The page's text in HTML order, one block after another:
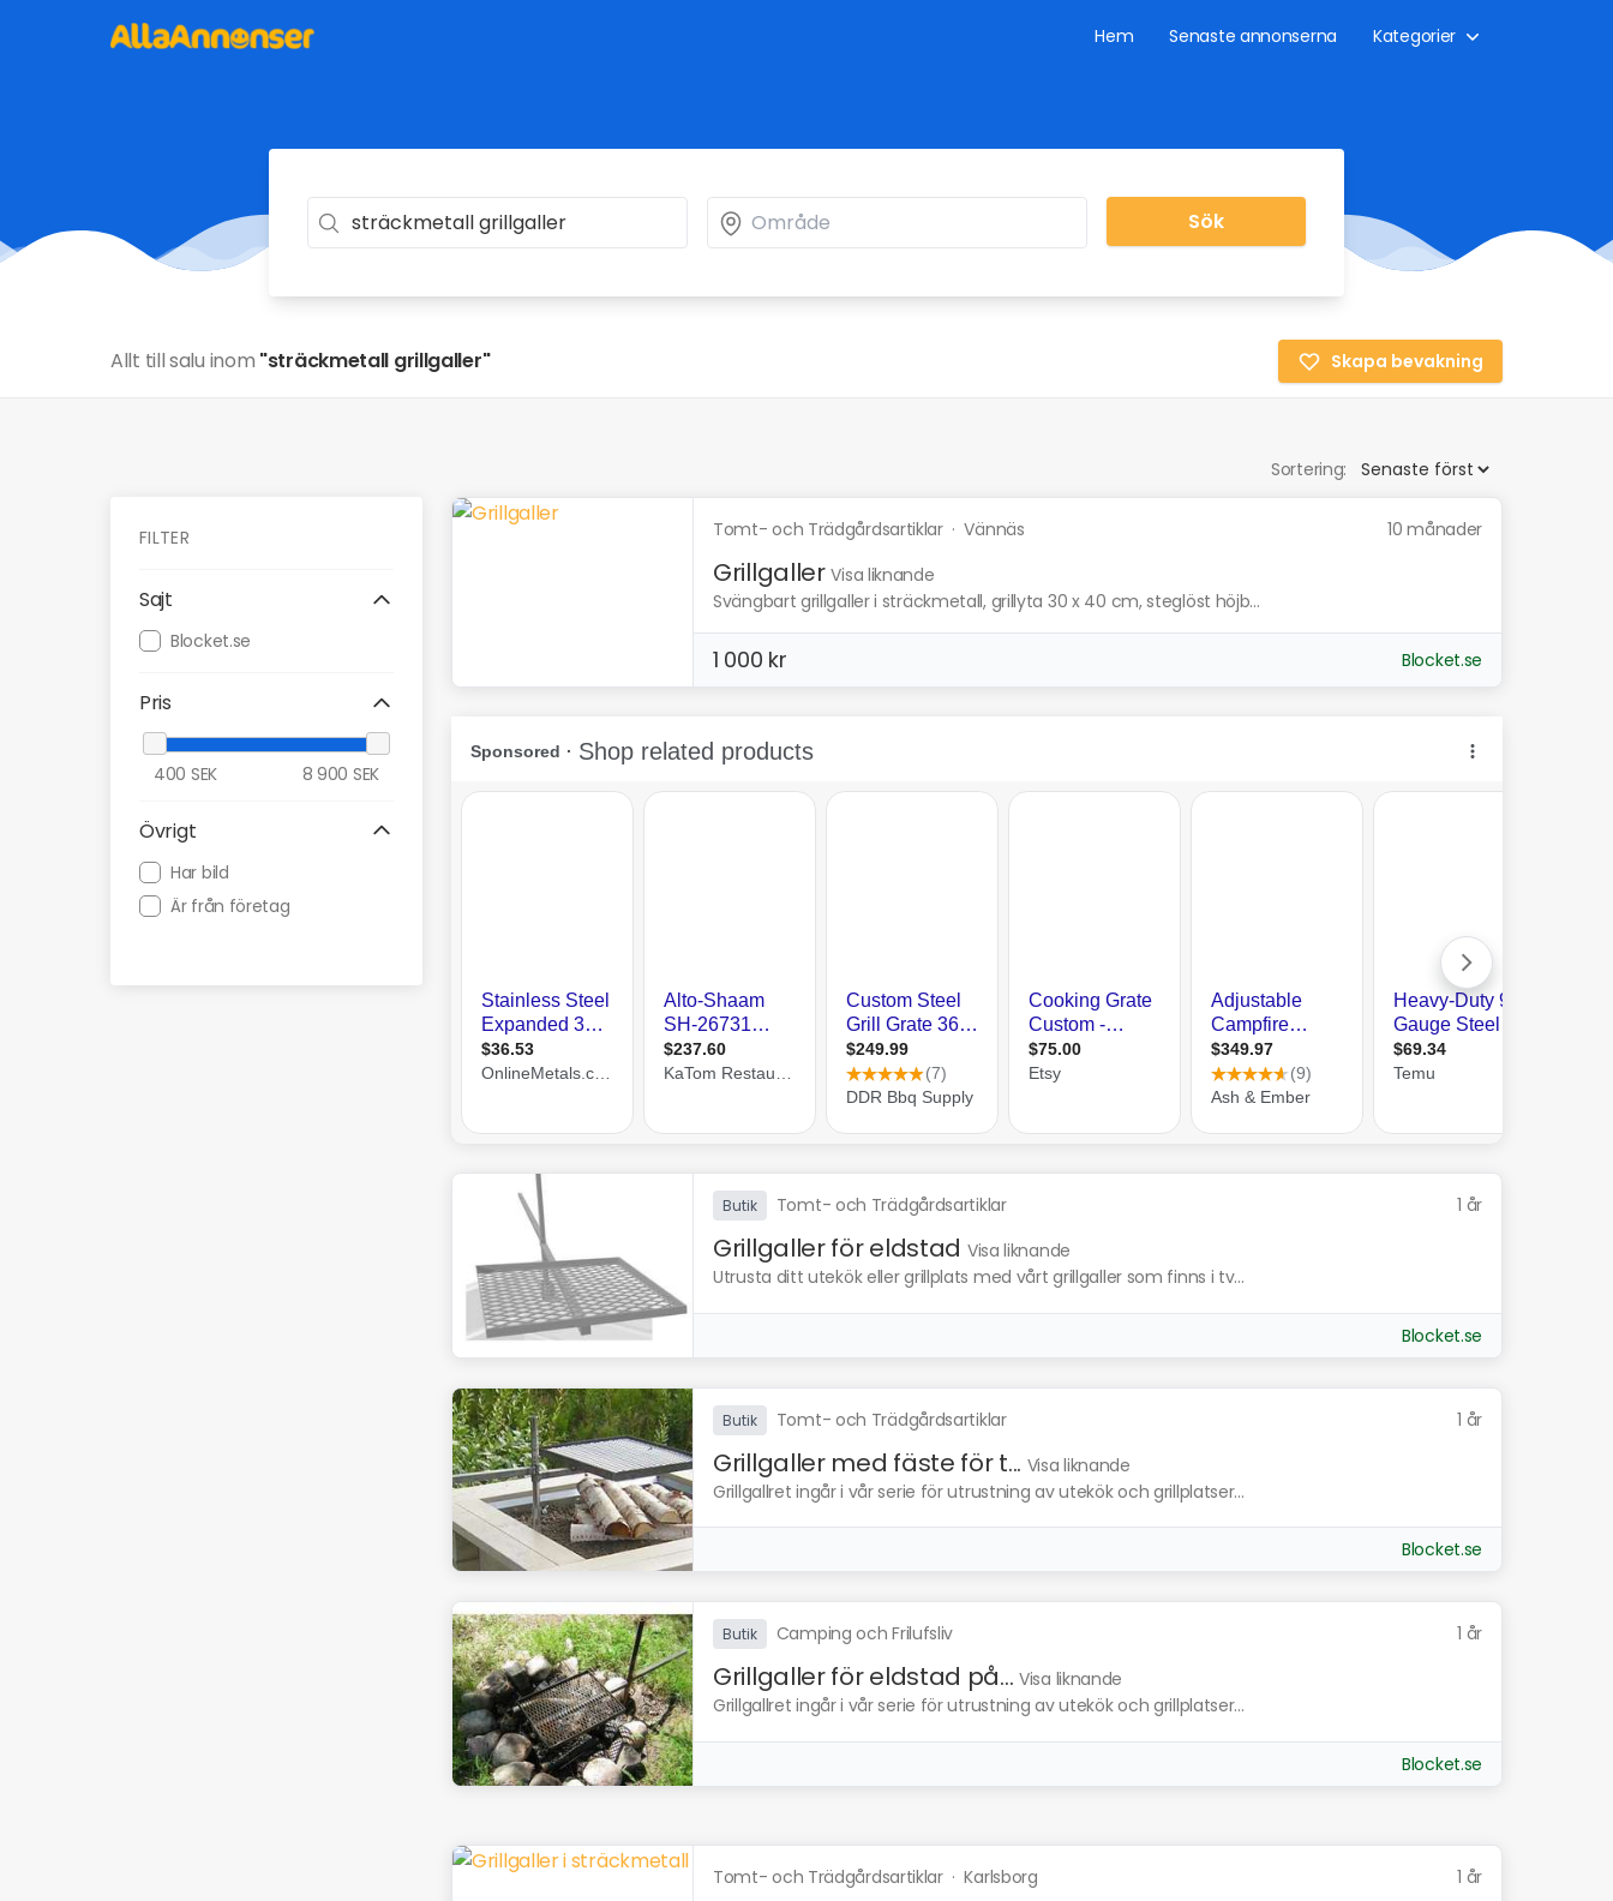
Hem Senaste annonserna Kategorier
Sök
Allt till salu inom "sträckmetall grillgaller" Skapa bevakning
Sortering:
FILTER
Sajt
Blocket.se
Pris
400 SEK 8 900 SEK
Övrigt
Har bild
Är från företag
Tomt- och Trädgårdsartiklar·Vännäs 10 månader
Grillgaller Visa liknande
Svängbart grillgaller i sträckmetall, grillyta 30 x 40 cm, steglöst höjb...
1 000 kr Blocket.se
Butik Tomt- och Trädgårdsartiklar 1 år
Grillgaller för eldstad Visa liknande
Utrusta ditt utekök eller grillplats med vårt grillgaller som finns i tv...
Blocket.se
Butik Tomt- och Trädgårdsartiklar 1 år
Grillgaller med fäste för t... Visa liknande
Grillgallret ingår i vår serie för utrustning av utekök och grillplatser...
Blocket.se
Butik Camping och Frilufsliv 1 år
Grillgaller för eldstad på... Visa liknande
Grillgallret ingår i vår serie för utrustning av utekök och grillplatser...
Blocket.se
Tomt- och Trädgårdsartiklar·Karlsborg 1 år